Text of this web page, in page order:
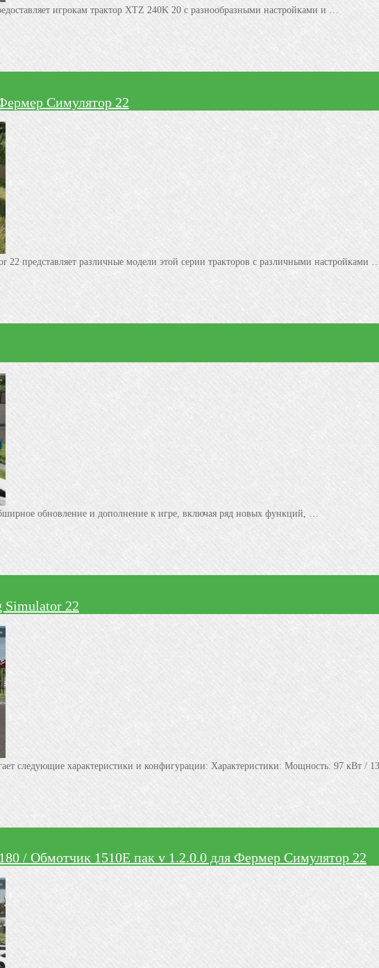
игрокам трактор XTZ 240K 20 с разнообразными настройками и …
Симулятор 22
22 представляет различные модели этой серии тракторов с различными настройками
обновление и дополнение к игре, включая ряд новых функций, …
Simulator 22
следующие характеристики и конфигурации: Характеристики: Мощность: 97 кВт /
/ Обмотчик 1510Е пак v 1.2.0.0 для Фермер Симулятор 22